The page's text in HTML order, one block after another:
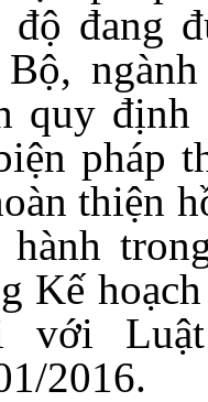
độ đang
Bộ,
quy định
pháp
thiện
hành
Kế
với
2016.